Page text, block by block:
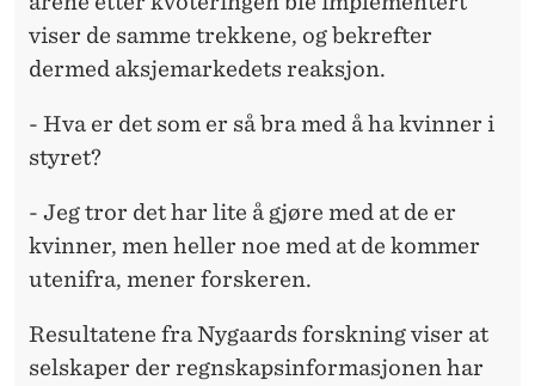
viser de samme trekkene, og bekrefter
dermed aksjemarkedets reaksjon.
- Hva er det som er så bra med å ha kvinner i
styret?
- Jeg tror det har lite å gjøre med at de er
kvinner, men heller noe med at de kommer
utenifra, mener forskeren.
Resultatene fra Nygaards forskning viser at
selskaper der regnskapsinformasjonen har